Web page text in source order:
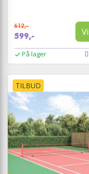
612,-
599,-
På lager
TILBUD